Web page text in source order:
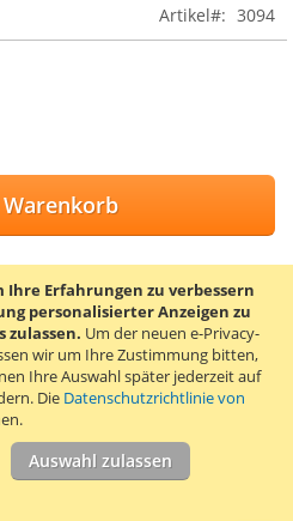
Ihre Erfahrungen zu verbessern
personalisierter Anzeigen zu
zulassen. Um der neuen e-Privacy-
wir um Ihre Zustimmung bitten,
Ihre Auswahl später jederzeit auf
Die Datenschutzrichtlinie von
Auswahl zulassen
Artikel
3094
HINZUFÜGEN
HINZUFÜGEN
das Nokia Lumia 620. Das Set
ein Reinigungstuch und eine
unter der